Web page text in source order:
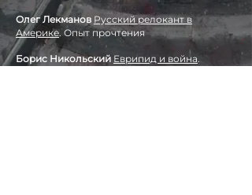
Олег Лекманов Русский релокант в
Америке. Опыт прочтения
Борис Никольский Еврипид и война.